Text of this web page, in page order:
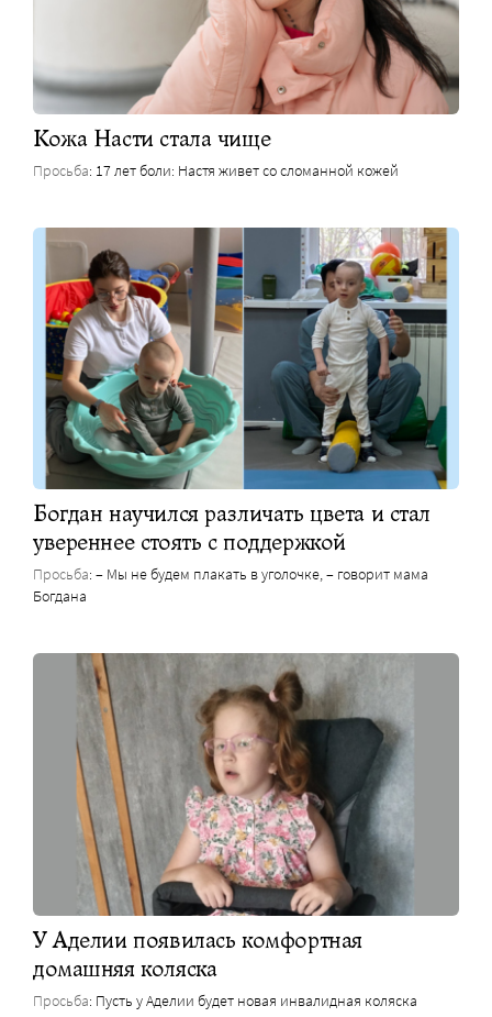
Кожа Насти стала чище
Просьба: 17 лет боли: Настя живет со сломанной кожей
Богдан научился различать цвета и стал
увереннее стоять с поддержкой
Просьба: – Мы не будем плакать в уголочке, – говорит мама
Богдана
У Аделии появилась комфортная
домашняя коляска
Просьба: Пусть у Аделии будет новая инвалидная коляска